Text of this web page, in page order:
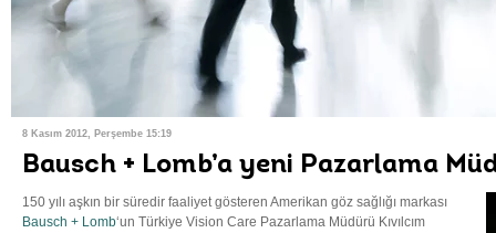
8 Kasım 2012, Perşembe 15:19
Bausch + Lomb’a yeni Pazarlama
150 yılı aşkın bir süredir faaliyet gösteren Amerikan göz sağlığı markası
Bausch + Lomb‘un Türkiye Vision Care Pazarlama Müdürü Kıvılcım